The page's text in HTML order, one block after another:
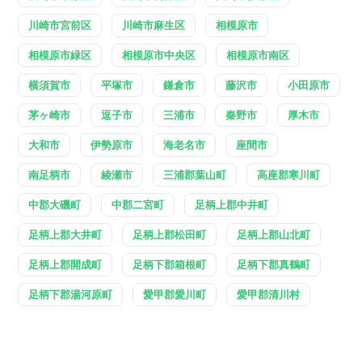
川崎市宮前区 川崎市麻生区 相模原市
相模原市緑区 相模原市中央区 相模原市南区
横須賀市 平塚市 鎌倉市 藤沢市 小田原市
茅ヶ崎市 逗子市 三浦市 秦野市 厚木市
大和市 伊勢原市 海老名市 座間市
南足柄市 綾瀬市 三浦郡葉山町 高座郡寒川町
中郡大磯町 中郡二宮町 足柄上郡中井町
足柄上郡大井町 足柄上郡松田町 足柄上郡山北町
足柄上郡開成町 足柄下郡箱根町 足柄下郡真鶴町
足柄下郡湯河原町 愛甲郡愛川町 愛甲郡清川村